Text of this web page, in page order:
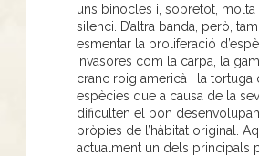
uns binocles i, sobretot, molta
silenci. D’altra banda, però,
esmentar la proliferació
invasores com la carpa, la
cranc roig americà i la tortuga
espècies que a causa de la
dificulten el bon
pròpies de l’hàbitat original.
actualment un dels principals